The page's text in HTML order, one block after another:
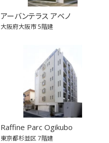
アーバンテラス アベノ
大阪府大阪市5階建
Raffine Parc Ogikubo
東京都杉並区7階建